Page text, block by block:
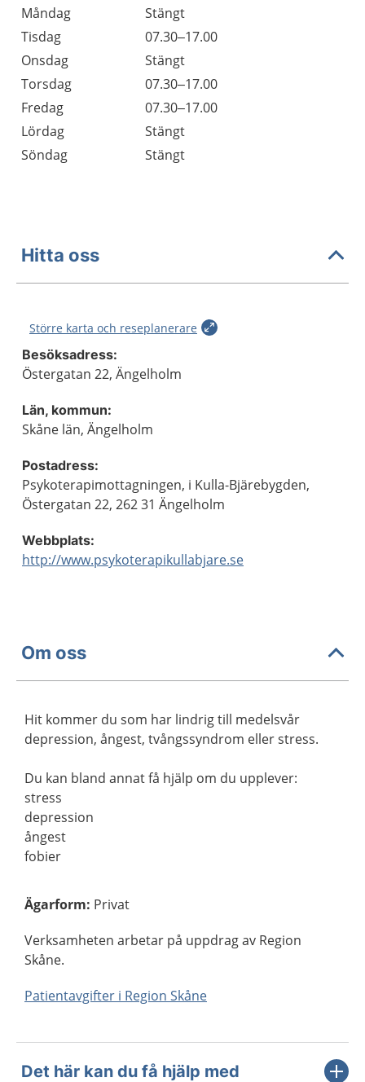
Dag
Öppettider
Kommentarer
Måndag
Stängt
Tisdag
07.30–17.00
Onsdag
Stängt
Torsdag
07.30–17.00
Fredag
07.30–17.00
Lördag
Stängt
Söndag
Stängt
Hitta oss
Större karta och reseplanerare
Besöksadress:
Östergatan 22, Ängelholm
Län, kommun:
Skåne län, Ängelholm
Postadress:
Psykoterapimottagningen, i Kulla-Bjärebygden,
Östergatan 22, 262 31 Ängelholm
Webbplats:
http://www.psykoterapikullabjare.se
Om oss
Hit kommer du som har lindrig till medelsvår
depression, ångest, tvångssyndrom eller stress.
Du kan bland annat få hjälp om du upplever:
stress
depression
ångest
fobier
Ägarform: Privat
Verksamheten arbetar på uppdrag av Region
Skåne.
Patientavgifter i Region Skåne
Det här kan du få hjälp med